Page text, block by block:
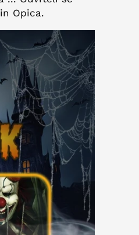
Opica.